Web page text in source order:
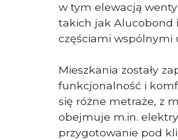
w tym elewacją
takich jak Alucobond
częściami
Mieszkania zostały
funkcjonalność i
się różne metraże, z
obejmuje m.in.
przygotowanie pod